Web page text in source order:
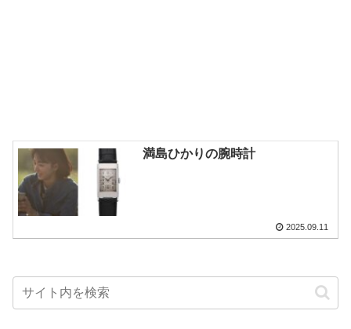
満島ひかりの腕時計
2025.09.11